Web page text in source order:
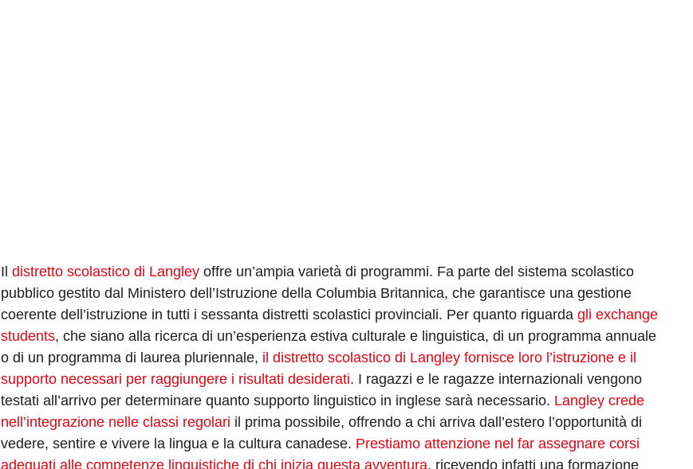
Il distretto scolastico di Langleyoffre un’ampia varietà di programmi. Fa parte del sistema scolastico
pubblico gestito dal Ministero dell’Istruzione della Columbia Britannica, che garantisce una gestione
coerente dell’istruzione in tutti i sessanta distretti scolastici provinciali. Per quanto riguarda gli exchange
students, che siano alla ricerca di un’esperienza estiva culturale e linguistica, di un programma annuale
o di un programma di laurea pluriennale, il distretto scolastico di Langley fornisce loro l’istruzione e il
supporto necessari per raggiungere i risultati desiderati. I ragazzi e le ragazze internazionali vengono
testati all’arrivo per determinare quanto supporto linguistico in inglese sarà necessario. Langley crede
nell’integrazione nelle classi regolari il prima possibile, offrendo a chi arriva dall’estero l’opportunità di
vedere, sentire e vivere la lingua e la cultura canadese. Prestiamo attenzione nel far assegnare corsi
adeguati alle competenze linguistiche di chi inizia questa avventura, ricevendo infatti una formazione